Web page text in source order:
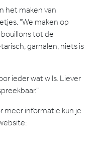
het maken van
"We maken op
tot de
garnalen, niets is
ieder wat wils. Liever
meer informatie kun je